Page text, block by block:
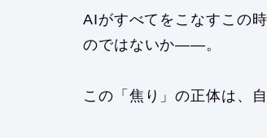
AIがすべてをこなすこの
のではないか——。
この「焦り」の正体は、